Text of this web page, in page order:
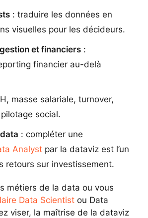
: traduire les données en
visuelles pour les décideurs.
et financiers :
financier au-delà
masse salariale, turnover,
social.
: compléter une
Analyst par la dataviz est l’un
retours sur investissement.
métiers de la data ou vous
Data Scientist ou Data
viser, la maîtrise de la dataviz